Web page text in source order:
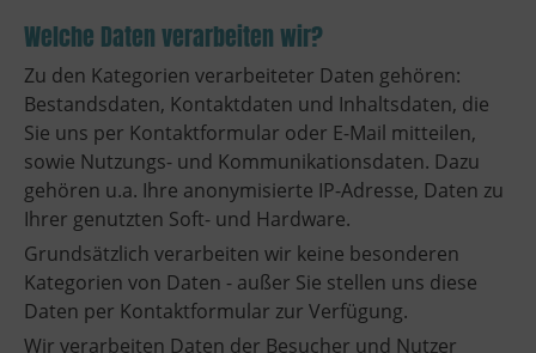
Welche Daten verarbeiten wir?
Zu den Kategorien verarbeiteter Daten gehören:
Bestandsdaten, Kontaktdaten und Inhaltsdaten, die
Sie uns per Kontaktformular oder E-Mail mitteilen,
sowie Nutzungs- und Kommunikationsdaten. Dazu
gehören u.a. Ihre anonymisierte IP-Adresse, Daten zu
Ihrer genutzten Soft- und Hardware.
Grundsätzlich verarbeiten wir keine besonderen
Kategorien von Daten - außer Sie stellen uns diese
Daten per Kontaktformular zur Verfügung.
Wir verarbeiten Daten der Besucher und Nutzer